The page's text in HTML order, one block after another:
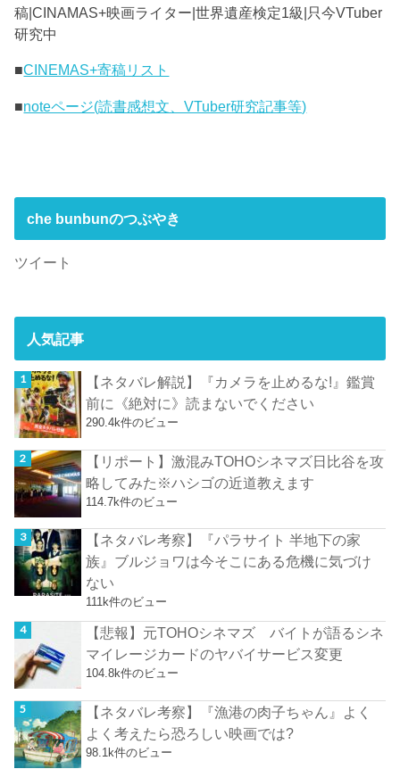
稿|CINAMAS+映画ライター|世界遺産検定1級|只今VTuber
研究中
■CINEMAS+寄稿リスト
■noteページ(読書感想文、VTuber研究記事等)
che bunbunのつぶやき
ツイート
人気記事
【ネタバレ解説】『カメラを止めるな!』鑑賞
前に《絶対に》読まないでください
290.4k件のビュー
【リポート】激混みTOHOシネマズ日比谷を攻
略してみた※ハシゴの近道教えます
114.7k件のビュー
【ネタバレ考察】『パラサイト 半地下の家
族』ブルジョワは今そこにある危機に気づけ
ない
111k件のビュー
【悲報】元TOHOシネマズ バイトが語るシネ
マイレージカードのヤバイサービス変更
104.8k件のビュー
【ネタバレ考察】『漁港の肉子ちゃん』よく
よく考えたら恐ろしい映画では?
98.1k件のビュー